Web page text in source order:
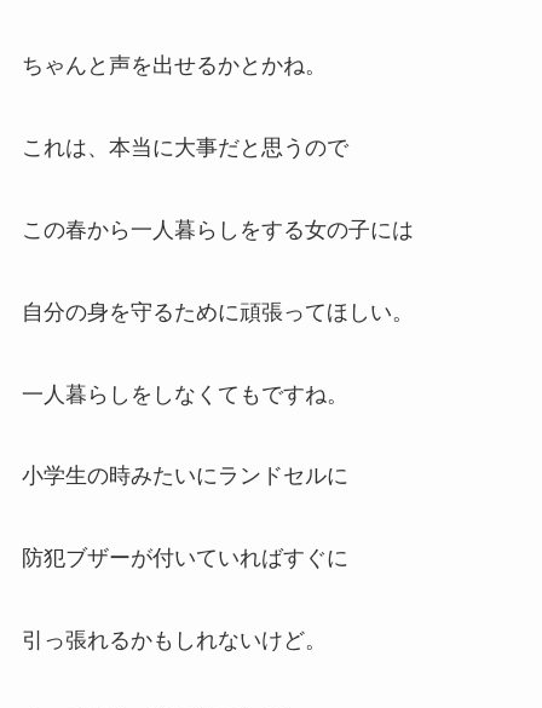
ちゃんと声を出せるかとかね。
これは、本当に大事だと思うので
この春から一人暮らしをする女の子には
自分の身を守るために頑張ってほしい。
一人暮らしをしなくてもですね。
小学生の時みたいにランドセルに
防犯ブザーが付いていればすぐに
引っ張れるかもしれないけど。